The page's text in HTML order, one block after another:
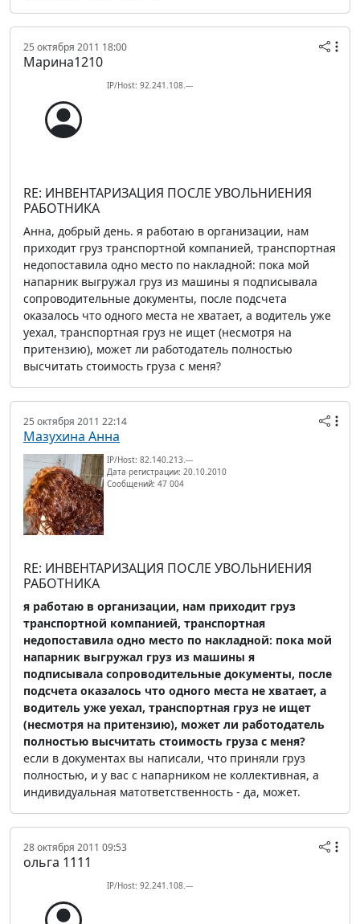
25 октября 2011 18:00
Марина1210
IP/Host: 92.241.108.---
RE: ИНВЕНТАРИЗАЦИЯ ПОСЛЕ УВОЛЬНИЕНИЯ
РАБОТНИКА
Анна, добрый день. я работаю в организации, нам
приходит груз транспортной компанией, транспортная
недопоставила одно место по накладной: пока мой
напарник выгружал груз из машины я подписывала
сопроводительные документы, после подсчета
оказалось что одного места не хватает, а водитель уже
уехал, транспортная груз не ищет (несмотря на
притензию), может ли работодатель полностью
высчитать стоимость груза с меня?
25 октября 2011 22:14
Мазухина Анна
IP/Host: 82.140.213.---
Дата регистрации: 20.10.2010
Сообщений: 47 004
RE: ИНВЕНТАРИЗАЦИЯ ПОСЛЕ УВОЛЬНИЕНИЯ
РАБОТНИКА
я работаю в организации, нам приходит груз
транспортной компанией, транспортная
недопоставила одно место по накладной: пока мой
напарник выгружал груз из машины я
подписывала сопроводительные документы, после
подсчета оказалось что одного места не хватает, а
водитель уже уехал, транспортная груз не ищет
(несмотря на притензию), может ли работодатель
полностью высчитать стоимость груза с меня?
если в документах вы написали, что приняли груз
полностью, и у вас с напарником не коллективная, а
индивидуальная матответственность - да, может.
28 октября 2011 09:53
ольга 1111
IP/Host: 92.241.108.---